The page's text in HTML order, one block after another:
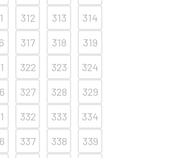
312 313
314
317 318
319
322 323
324
327 328
329
332 333
334
337 338
339